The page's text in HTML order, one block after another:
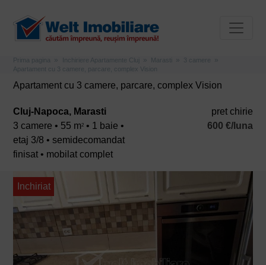
Prima pagina Inchiriere Apartamente Cluj Marasti
3 camere
Apartament cu 3 camere, parcare, complex Vision
Apartament cu 3 camere, parcare, complex Vision
Cluj-Napoca, Marasti
3 camere • 55 m2 • 1 baie •
etaj 3/8 • semidecomandat
finisat • mobilat complet
pret chirie
600 €/luna
Inchiriat